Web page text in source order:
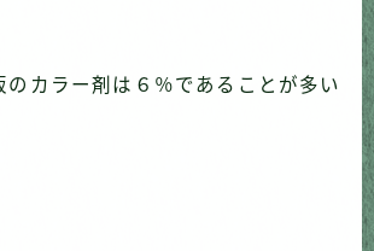
のカラー剤は６％であることが多い